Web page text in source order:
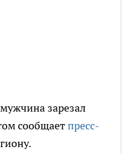
зарезал
сообщаетпресс-